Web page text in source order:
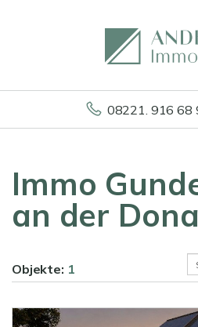
08221. 916 68
Immo
an der
Objekte: 1